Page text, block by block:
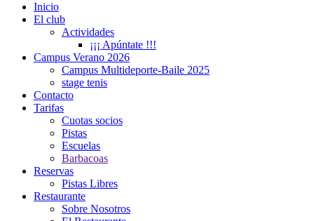
Inicio
El club
Actividades
¡¡¡ Apúntate !!!
Campus Verano 2026
Campus Multideporte-Baile 2025
stage tenis
Contacto
Tarifas
Cuotas socios
Pistas
Escuelas
Barbacoas
Reservas
Pistas Libres
Restaurante
Sobre Nosotros